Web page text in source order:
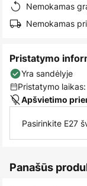
Nemokamas
Nemokamas
Pristatymo
Yra sandėlyje
Pristatymo
Apšvietimo
Pasirinkite E27
Panašūs